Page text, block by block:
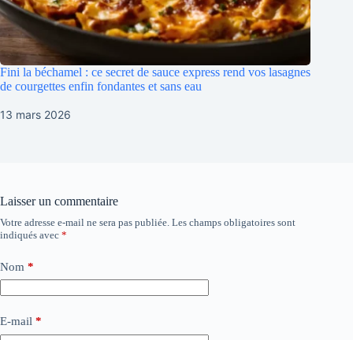
Fini la béchamel : ce secret de sauce express rend vos lasagnes
de courgettes enfin fondantes et sans eau
13 mars 2026
Laisser un commentaire
Votre adresse e-mail ne sera pas publiée. Les champs obligatoires sont
indiqués avec *
Nom *
E-mail *